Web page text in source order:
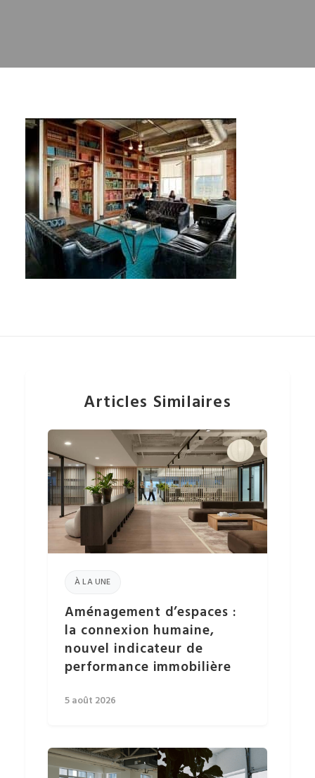
Articles Similaires
À LA UNE
Aménagement d’espaces :
la connexion humaine,
nouvel indicateur de
performance immobilière
5 août 2026